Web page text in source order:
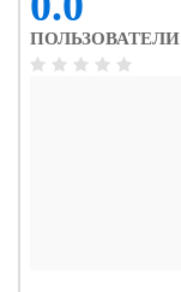
ПОЛЬЗОВАТЕЛИ